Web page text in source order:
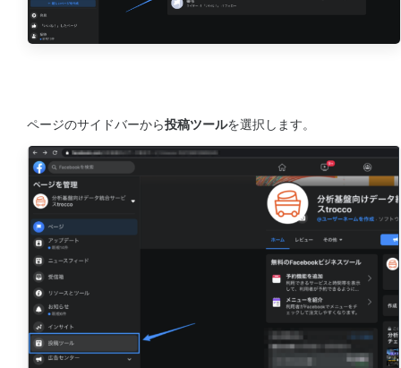
ページのサイドバーから投稿ツールを選択します。